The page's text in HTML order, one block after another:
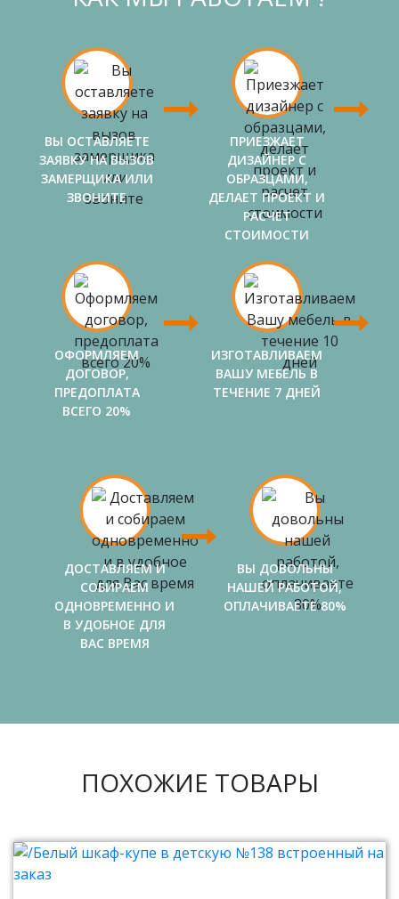
ВЫ ОСТАВЛЯЕТЕ
ЗАЯВКУ НА ВЫЗОВ
ЗАМЕРЩИКА ИЛИ
ЗВОНИТЕ
ПРИЕЗЖАЕТ
ДИЗАЙНЕР С
ОБРАЗЦАМИ,
ДЕЛАЕТ ПРОЕКТ И
РАСЧЕТ
СТОИМОСТИ
ОФОРМЛЯЕМ
ДОГОВОР,
ПРЕДОПЛАТА
ВСЕГО 20%
ИЗГОТАВЛИВАЕМ
ВАШУ МЕБЕЛЬ В
ТЕЧЕНИЕ 7 ДНЕЙ
ДОСТАВЛЯЕМ И
СОБИРАЕМ
ОДНОВРЕМЕННО И
В УДОБНОЕ ДЛЯ
ВАС ВРЕМЯ
ВЫ ДОВОЛЬНЫ
НАШЕЙ РАБОТОЙ,
ОПЛАЧИВАЕТЕ 80%
ПОХОЖИЕ ТОВАРЫ